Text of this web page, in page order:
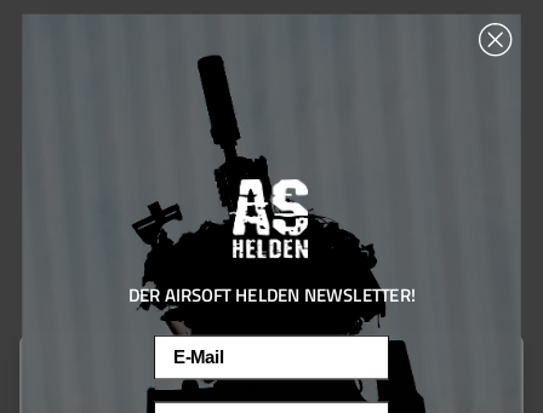
Umbrella Armory XFORCE 247mm 6.05mm R-Hop Barrel with
175 Bonus Punkte sichern
Diese Website verwendet Cookies, um eine bestmögliche Erfahrung
bieten zu können.Mehr Informationen ...
DER AIRSOFT HELDEN NEWSLETTER!